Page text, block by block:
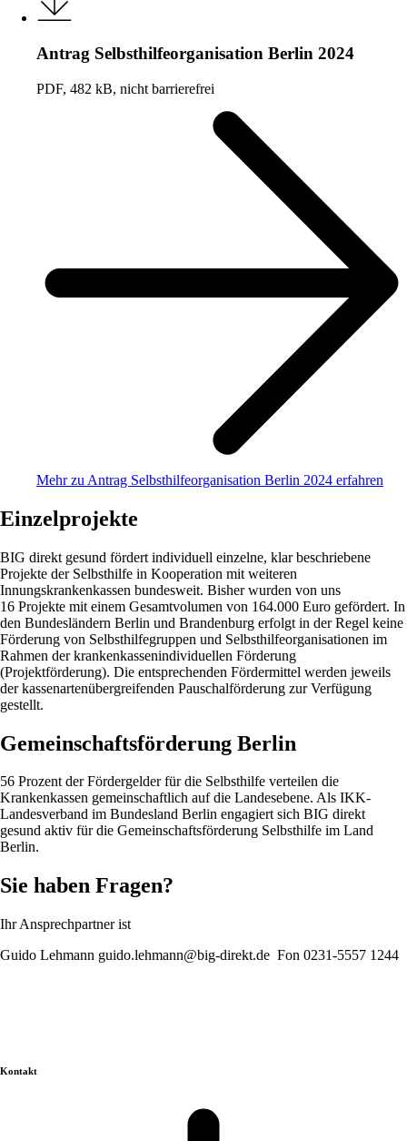
Antrag Selbsthilfeorganisation Berlin 2024
PDF, 482 kB, nicht barrierefrei
Mehr zu Antrag Selbsthilfeorganisation Berlin 2024 erfahren
Einzelprojekte
BIG direkt gesund fördert individuell einzelne, klar beschriebene
Projekte der Selbsthilfe in Kooperation mit weiteren
Innungskrankenkassen bundesweit. Bisher wurden von uns
16 Projekte mit einem Gesamtvolumen von 164.000 Euro gefördert. In
den Bundesländern Berlin und Brandenburg erfolgt in der Regel keine
Förderung von Selbsthilfegruppen und Selbsthilfeorganisationen im
Rahmen der krankenkassenindividuellen Förderung
(Projektförderung). Die entsprechenden Fördermittel werden jeweils
der kassenartenübergreifenden Pauschalförderung zur Verfügung
gestellt.
Gemeinschaftsförderung Berlin
56 Prozent der Fördergelder für die Selbsthilfe verteilen die
Krankenkassen gemeinschaftlich auf die Landesebene. Als IKK-
Landesverband im Bundesland Berlin engagiert sich BIG direkt
gesund aktiv für die Gemeinschaftsförderung Selbsthilfe im Land
Berlin.
Sie haben Fragen?
Ihr Ansprechpartner ist
Guido Lehmann guido.lehmann@big-direkt.de Fon 0231-5557 1244
Kontakt